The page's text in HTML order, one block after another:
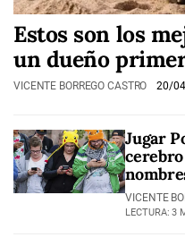
Estos son los
un dueño
VICENTE BORREGO CASTRO 20/
Jugar
VICENTE
LECTURA: 3